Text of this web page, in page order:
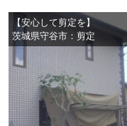
【安心して剪定を】
茨城県守谷市：剪定